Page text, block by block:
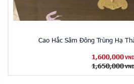
Cao Hắc Sâm Đông Trùng Hạ
1,600,000
1,650,000